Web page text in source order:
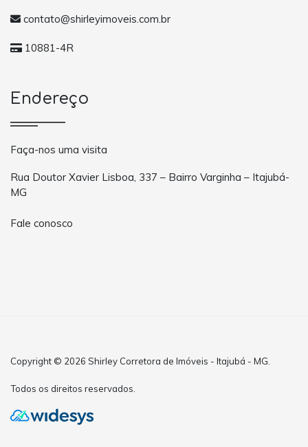
contato@shirleyimoveis.com.br
10881-4R
Endereço
Faça-nos uma visita
Rua Doutor Xavier Lisboa, 337 – Bairro Varginha – Itajubá-
MG
Fale conosco
Copyright © 2026 Shirley Corretora de Imóveis - Itajubá - MG.
Todos os direitos reservados.